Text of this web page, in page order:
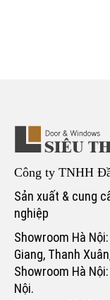
Công ty TNHH
Sản xuất & cung
nghiệp
Showroom Hà
Giang, Thanh
Showroom Hà
Nội.